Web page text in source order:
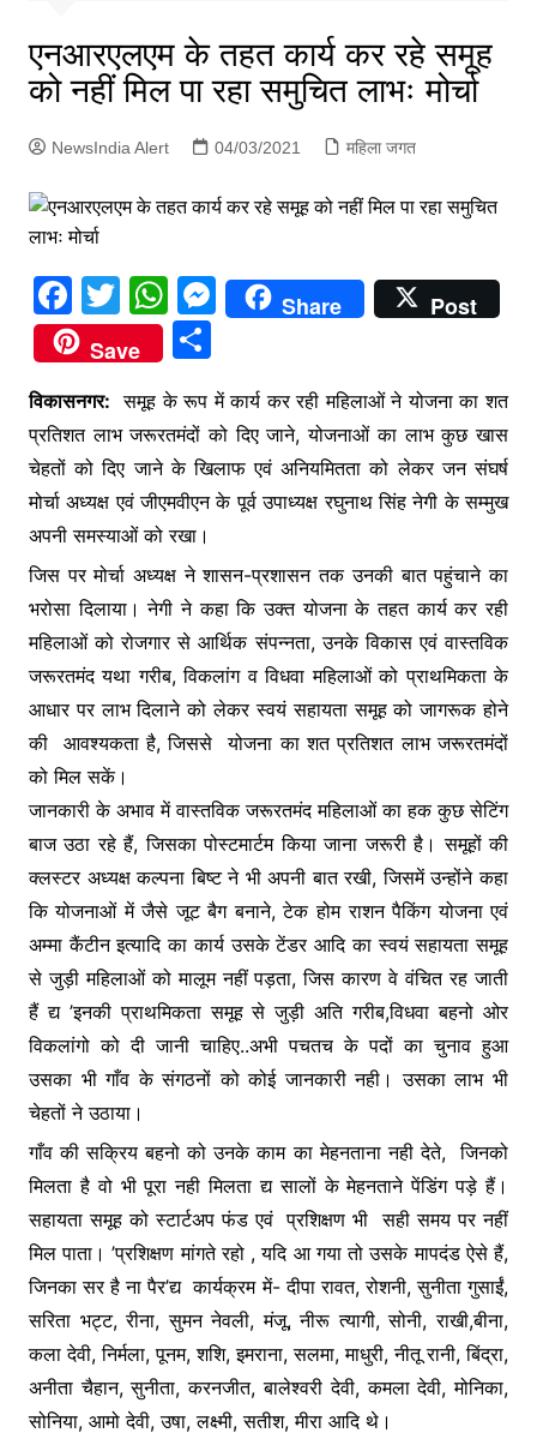
एनआरएलएम के तहत कार्य कर रहे समूह
को नहीं मिल पा रहा समुचित लाभः मोर्चा
NewsIndia Alert 04/03/2021 महिला जगत
F
a
c
e
b
o
o
k
T
w
itt
er
W
h
at
s
A
p
p
M
e
s
e
n
er
Share
Post
Save
S
h
ar
e
विकासनगर: समूह के रूप में कार्य कर रही महिलाओं ने योजना का शत
प्रतिशत लाभ जरूरतमंदों को दिए जाने, योजनाओं का लाभ कुछ खास
चेहतों को दिए जाने के खिलाफ एवं अनियमितता को लेकर जन संघर्ष
मोर्चा अध्यक्ष एवं जीएमवीएन के पूर्व उपाध्यक्ष रघुनाथ सिंह नेगी के सम्मुख
अपनी समस्याओं को रखा।
जिस पर मोर्चा अध्यक्ष ने शासन-प्रशासन तक उनकी बात पहुंचाने का
भरोसा दिलाया। नेगी ने कहा कि उक्त योजना के तहत कार्य कर रही
महिलाओं को रोजगार से आर्थिक संपन्नता, उनके विकास एवं वास्तविक
जरूरतमंद यथा गरीब, विकलांग व विधवा महिलाओं को प्राथमिकता के
आधार पर लाभ दिलाने को लेकर स्वयं सहायता समूह को जागरूक होने
की आवश्यकता है, जिससे योजना का शत प्रतिशत लाभ जरूरतमंदों
को मिल सकें।
जानकारी के अभाव में वास्तविक जरूरतमंद महिलाओं का हक कुछ सेटिंग
बाज उठा रहे हैं, जिसका पोस्टमार्टम किया जाना जरूरी है। समूहों की
क्लस्टर अध्यक्ष कल्पना बिष्ट ने भी अपनी बात रखी, जिसमें उन्होंने कहा
कि योजनाओं में जैसे जूट बैग बनाने, टेक होम राशन पैकिंग योजना एवं
अम्मा कैंटीन इत्यादि का कार्य उसके टेंडर आदि का स्वयं सहायता समूह
से जुड़ी महिलाओं को मालूम नहीं पड़ता, जिस कारण वे वंचित रह जाती
हैं द्य ’इनकी प्राथमिकता समूह से जुड़ी अति गरीब,विधवा बहनो ओर
विकलांगो को दी जानी चाहिए..अभी पचतच के पदों का चुनाव हुआ
उसका भी गाँव के संगठनों को कोई जानकारी नही। उसका लाभ भी
चेहतों ने उठाया।
गाँव की सक्रिय बहनो को उनके काम का मेहनताना नही देते, जिनको
मिलता है वो भी पूरा नही मिलता द्य सालों के मेहनताने पेंडिंग पड़े हैं।
सहायता समूह को स्टार्टअप फंड एवं प्रशिक्षण भी सही समय पर नहीं
मिल पाता। ’प्रशिक्षण मांगते रहो , यदि आ गया तो उसके मापदंड ऐसे हैं,
जिनका सर है ना पैर’द्य कार्यक्रम में- दीपा रावत, रोशनी, सुनीता गुसाईं,
सरिता भट्ट, रीना, सुमन नेवली, मंजू, नीरू त्यागी, सोनी, राखी,बीना,
कला देवी, निर्मला, पूनम, शशि, इमराना, सलमा, माधुरी, नीतू रानी, बिंद्रा,
अनीता चैहान, सुनीता, करनजीत, बालेश्वरी देवी, कमला देवी, मोनिका,
सोनिया, आमो देवी, उषा, लक्ष्मी, सतीश, मीरा आदि थे।
e